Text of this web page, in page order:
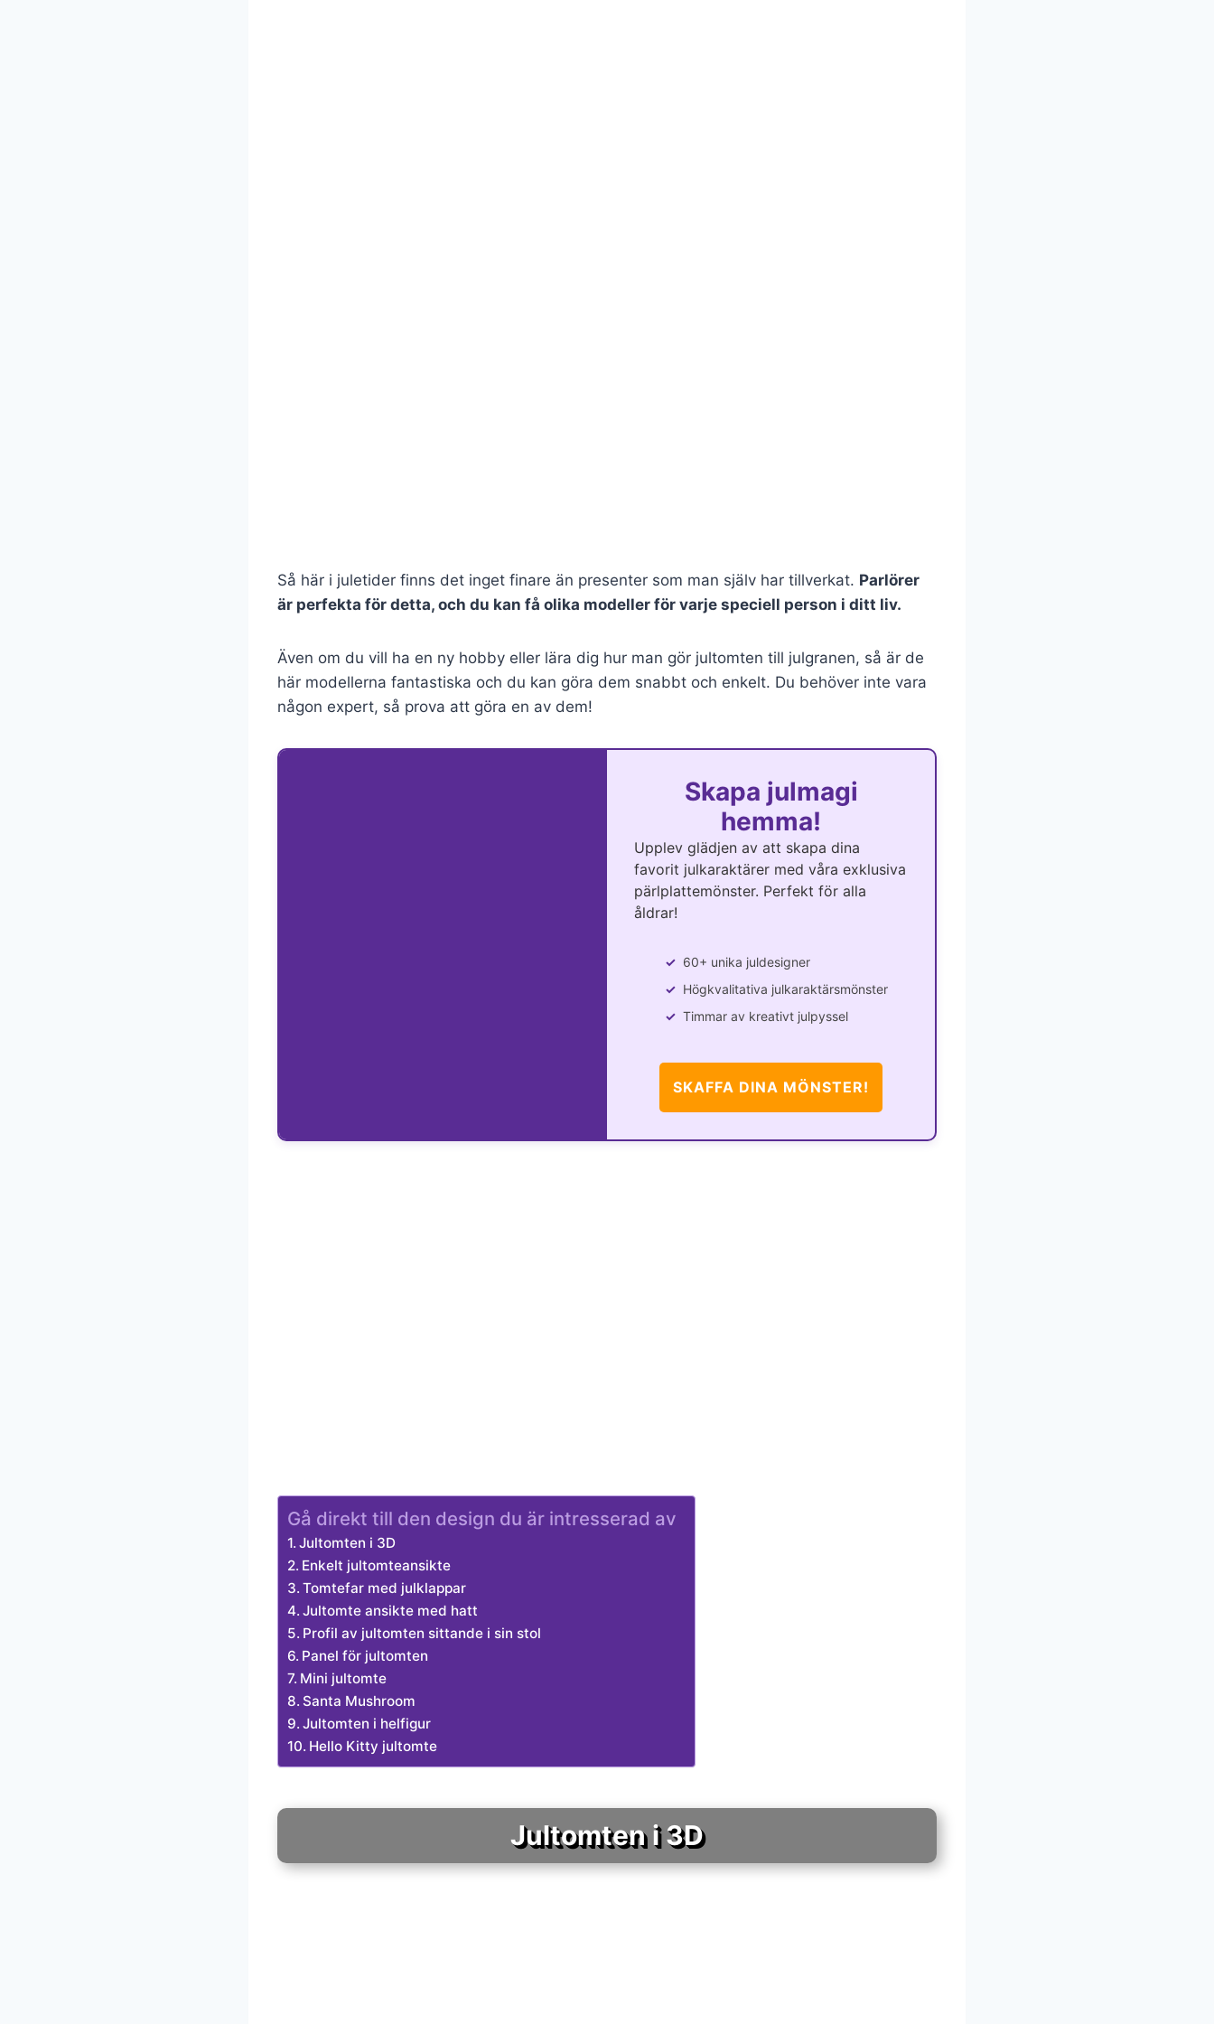
Så här i juletider finns det inget finare än presenter som man själv har tillverkat. Parlörer
är perfekta för detta, och du kan få olika modeller för varje speciell person i ditt liv.
Även om du vill ha en ny hobby eller lära dig hur man gör jultomten till julgranen, så är de
här modellerna fantastiska och du kan göra dem snabbt och enkelt. Du behöver inte vara
någon expert, så prova att göra en av dem!
Skapa julmagi
hemma!
Upplev glädjen av att skapa dina
favorit julkaraktärer med våra exklusiva
pärlplattemönster. Perfekt för alla
åldrar!
60+ unika juldesigner
Högkvalitativa julkaraktärsmönster
Timmar av kreativt julpyssel
SKAFFA DINA MÖNSTER!
Gå direkt till den design du är intresserad av
Jultomten i 3D
Enkelt jultomteansikte
Tomtefar med julklappar
Jultomte ansikte med hatt
Profil av jultomten sittande i sin stol
Panel för jultomten
Mini jultomte
Santa Mushroom
Jultomten i helfigur
Hello Kitty jultomte
Jultomten i 3D